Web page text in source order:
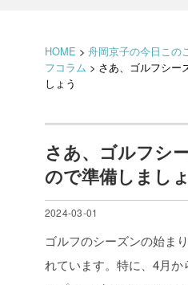
HOME > 舟岡京子の今日この
フコラム > さあ、ゴルフシー
しょう
さあ、ゴルフシ
ので準備しまし
2024-03-01
ゴルフのシーズンの始ま
れています。特に、4月か